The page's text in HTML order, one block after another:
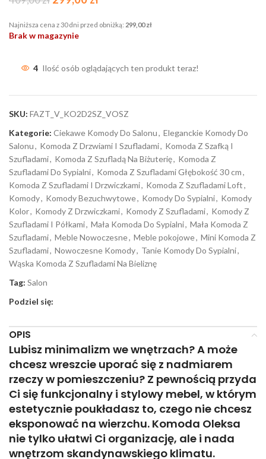
Najniższa cena z 30 dni przed obniżką: 299,00zł
Brak w magazynie
4 Ilość osób oglądających ten produkt teraz!
SKU: FAZT_V_KO2D2SZ_VOSZ
Kategorie: Ciekawe Komody Do Salonu, Eleganckie Komody Do
Salonu, Komoda Z Drzwiami I Szufladami, Komoda Z Szafką I
Szufladami, Komoda Z Szufladą Na Biżuterię, Komoda Z
Szufladami Do Sypialni, Komoda Z Szufladami Głębokość 30 cm,
Komoda Z Szufladami I Drzwiczkami, Komoda Z Szufladami Loft,
Komody, Komody Bezuchwytowe, Komody Do Sypialni, Komody
Kolor, Komody Z Drzwiczkami, Komody Z Szufladami, Komody Z
Szufladami I Półkami, Mała Komoda Do Sypialni, Mała Komoda Z
Szufladami, Meble Nowoczesne, Meble pokojowe, Mini Komoda Z
Szufladami, Nowoczesne Komody, Tanie Komody Do Sypialni,
Wąska Komoda Z Szufladami Na Bieliznę
Tag: Salon
Podziel się:
OPIS
Lubisz minimalizm we wnętrzach? A może
chcesz wreszcie uporać się z nadmiarem
rzeczy w pomieszczeniu? Z pewnością przyda
Ci się funkcjonalny i stylowy mebel, w którym
estetycznie poukładasz to, czego nie chcesz
eksponować na wierzchu. Komoda Oleksa
nie tylko ułatwi Ci organizację, ale i nada
wnętrzom skandynawskiego klimatu.